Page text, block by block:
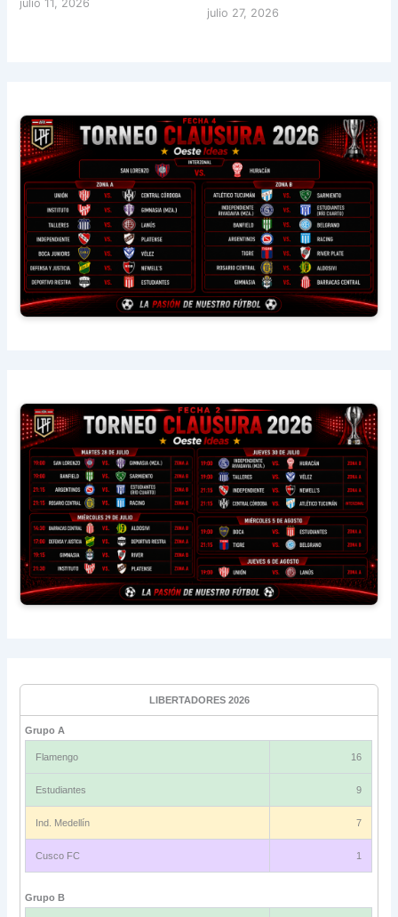
julio 11, 2026
julio 27, 2026
LIBERTADORES 2026
Grupo A
Flamengo 16
Estudiantes 9
Ind. Medellín 7
Cusco FC 1
Grupo B